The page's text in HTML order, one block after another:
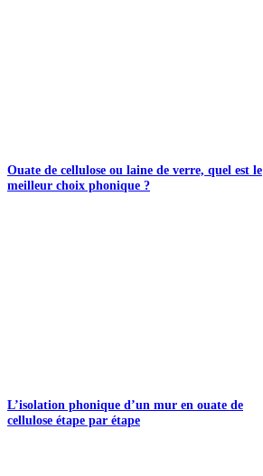
Ouate de cellulose ou laine de verre, quel est le
meilleur choix phonique ?
L’isolation phonique d’un mur en ouate de
cellulose étape par étape